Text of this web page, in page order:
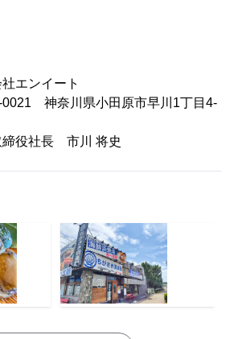
ンイート
0021 神奈川県小田原市早川1丁目4-
役社長 市川 将史